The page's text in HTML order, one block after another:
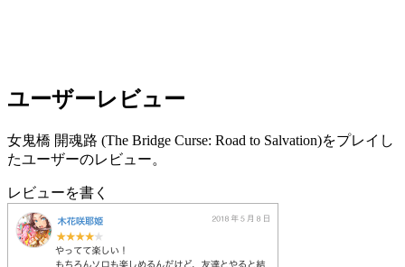
ユーザーレビュー
女鬼橋 開魂路 (The Bridge Curse: Road to Salvation)をプレイし
たユーザーのレビュー。
レビューを書く